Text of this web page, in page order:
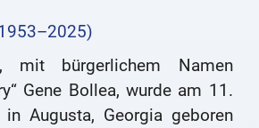
mit bürgerlichem Namen
Gene Bollea, wurde am 11.
Augusta, Georgia geboren